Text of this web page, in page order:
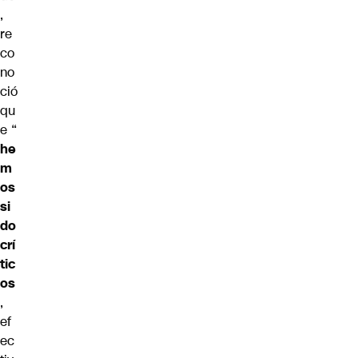
,
re
co
no
ció
qu
e “
he
m
os
si
do
crí
tic
os
,
ef
ec